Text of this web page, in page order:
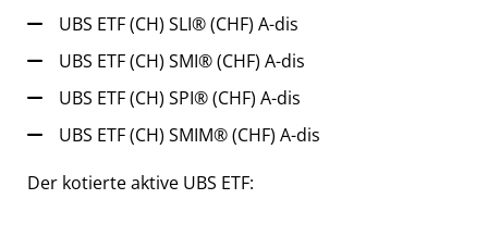
UBS ETF (CH) SLI® (CHF) A-dis
UBS ETF (CH) SMI® (CHF) A-dis
UBS ETF (CH) SPI® (CHF) A-dis
UBS ETF (CH) SMIM® (CHF) A-dis
Der kotierte aktive UBS ETF: